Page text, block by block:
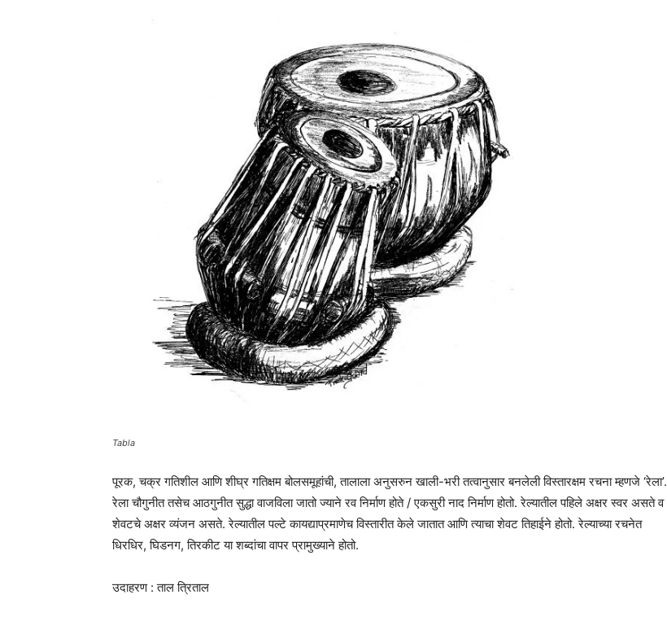
Tabla
पूरक, चक्र गतिशील आणि शीघ्र गतिक्षम बोलसमूहांची, तालाला अनुसरुन खाली-भरी तत्वानुसार बनलेली विस्तारक्षम रचना म्हणजे ‘रेला’.
रेला चौगुनीत तसेच आठगुनीत सुद्धा वाजविला जातो ज्याने रव निर्माण होते / एकसुरी नाद निर्माण होतो. रेल्यातील पहिले अक्षर स्वर असते व
शेवटचे अक्षर व्यंजन असते. रेल्यातील पल्टे कायद्याप्रमाणेच विस्तारीत केले जातात आणि त्याचा शेवट तिहाईने होतो. रेल्याच्या रचनेत
धिरधिर, घिडनग, तिरकीट या शब्दांचा वापर प्रामुख्याने होतो.
उदाहरण : ताल त्रिताल